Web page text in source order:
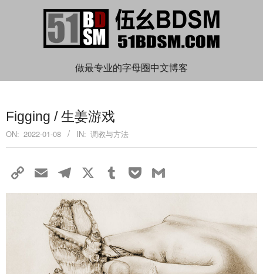
伍
幺
BDSM
做最专业的字母圈中文博客
Menu
Figging / 生姜游戏
ON: 2022-01-08 IN: 调教与方法
Copy
Link
EmailTelegram
X TumblrPocket